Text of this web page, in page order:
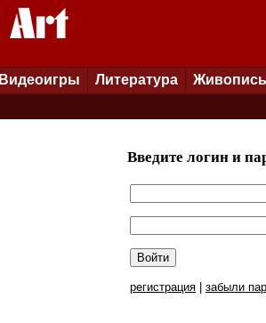
Видеоигры Литература Живопись
Введите логин и
регистрация забыли